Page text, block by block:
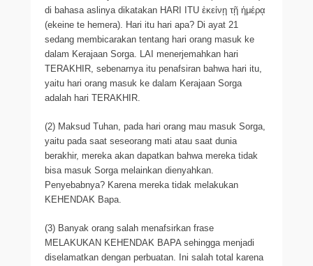
di bahasa aslinya dikatakan HARI ITU ἐκείνῃ τῇ ἡμέρᾳ
(ekeine te hemera). Hari itu hari apa? Di ayat 21
sedang membicarakan tentang hari orang masuk ke
dalam Kerajaan Sorga. LAI menerjemahkan hari
TERAKHIR, sebenarnya itu penafsiran bahwa hari itu,
yaitu hari orang masuk ke dalam Kerajaan Sorga
adalah hari TERAKHIR.
(2) Maksud Tuhan, pada hari orang mau masuk Sorga,
yaitu pada saat seseorang mati atau saat dunia
berakhir, mereka akan dapatkan bahwa mereka tidak
bisa masuk Sorga melainkan dienyahkan.
Penyebabnya? Karena mereka tidak melakukan
KEHENDAK Bapa.
(3) Banyak orang salah menafsirkan frase
MELAKUKAN KEHENDAK BAPA sehingga menjadi
diselamatkan dengan perbuatan. Ini salah total karena